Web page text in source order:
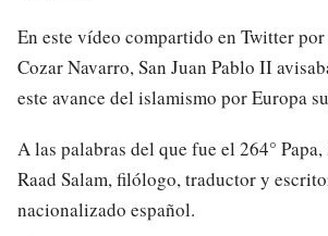
En este vídeo compartido en Twitter
Cozar Navarro, San Juan Pablo II
este avance del islamismo por Europa
A las palabras del que fue el 264° Papa,
Raad Salam, filólogo, traductor y
nacionalizado español.